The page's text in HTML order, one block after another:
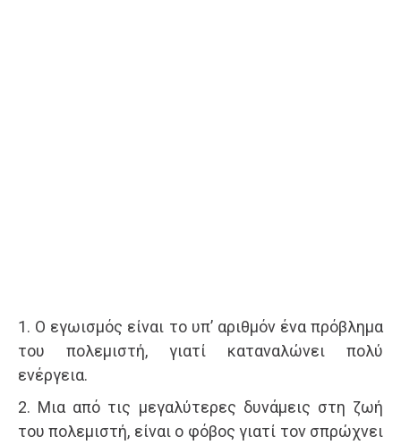
1. Ο εγωισμός είναι το υπ’ αριθμόν ένα πρόβλημα
του πολεμιστή, γιατί καταναλώνει πολύ
ενέργεια.
2. Μια από τις μεγαλύτερες δυνάμεις στη ζωή
του πολεμιστή, είναι ο φόβος γιατί τον σπρώχνει